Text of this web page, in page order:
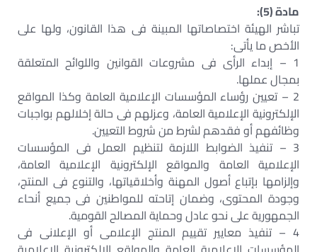
مادة (5):
تباشر الهيئة اختصاصاتها المبينة فى هذا القانون، ولها على
الأخص ما يأتى:
1 – إبداء الرأى فى مشروعات القوانين واللوائح المتعلقة
بمجال عملها.
2 – تعيين رؤساء المؤسسات الإعلامية العامة وكذا المواقع
الإلكترونية الإعلامية العامة، وعزلهم فى حالة إخلالهم بواجبات
وظائفهم أو فقدهم لشرط من شروط التعيين.
3 – تنفيذ الضوابط اللازمة لتنظيم العمل فى المؤسسات
الإعلامية العامة والمواقع الإلكترونية الإعلامية العامة،
وإلزامها بإتباع أصول المهنة وأخلاقياتها، والتنوع فى المنتج،
وجودة المحتوى، وضمان إتاحته للمواطنين فى جميع أنحاء
الجمهورية على نحو عادل وحماية المصالح القومية.
4 – تنفيذ معايير تقييم المنتج الإعلامى أو الإعلانى فى